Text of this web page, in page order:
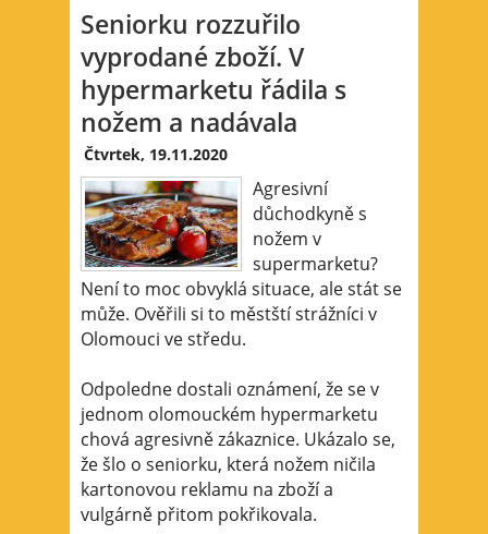
Seniorku rozzuřilo
vyprodané zboží. V
hypermarketu řádila s
nožem a nadávala
Čtvrtek, 19.11.2020
Agresivní
důchodkyně s
nožem v
supermarketu?
Není to moc obvyklá situace, ale stát se
může. Ověřili si to městští strážníci v
Olomouci ve středu.
Odpoledne dostali oznámení, že se v
jednom olomouckém hypermarketu
chová agresivně zákaznice. Ukázalo se,
že šlo o seniorku, která nožem ničila
kartonovou reklamu na zboží a
vulgárně přitom pokřikovala.